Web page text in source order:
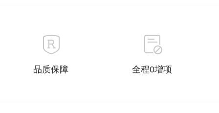
品质保障 全程0增项